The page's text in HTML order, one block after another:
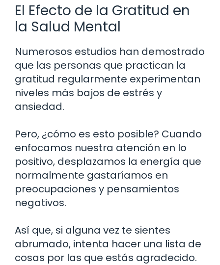
El Efecto de la Gratitud en
la Salud Mental
Numerosos estudios han demostrado
que las personas que practican la
gratitud regularmente experimentan
niveles más bajos de estrés y
ansiedad.
Pero, ¿cómo es esto posible? Cuando
enfocamos nuestra atención en lo
positivo, desplazamos la energía que
normalmente gastaríamos en
preocupaciones y pensamientos
negativos.
Así que, si alguna vez te sientes
abrumado, intenta hacer una lista de
cosas por las que estás agradecido.